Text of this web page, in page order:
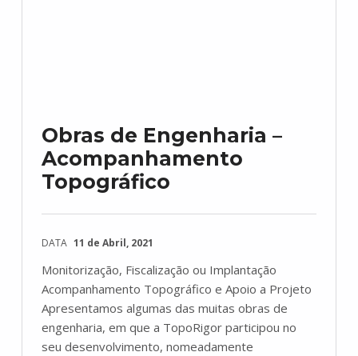
Obras de Engenharia –
Acompanhamento
Topográfico
DATA 11 de Abril, 2021
Monitorização, Fiscalização ou Implantação
Acompanhamento Topográfico e Apoio a Projeto
Apresentamos algumas das muitas obras de
engenharia, em que a TopoRigor participou no
seu desenvolvimento, nomeadamente